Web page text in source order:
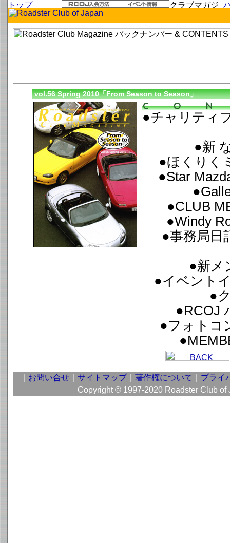
vol.56 Spring 2010「From Season to Season」
●チャリティ
●新
●ほくりく
●Star
●CLUB
●Windy
●事務局
●新メ
●イベント
●
●RCOJ
●フォトコ
お問い合せ｜ サイトマップ｜ 著作権について
プライ
Copyright © 1997-2020 Roadster Club of